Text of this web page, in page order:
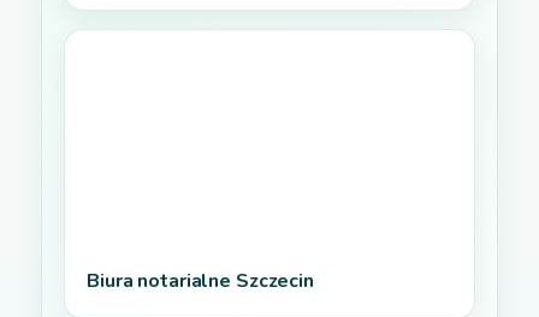
Biura notarialne Szczecin